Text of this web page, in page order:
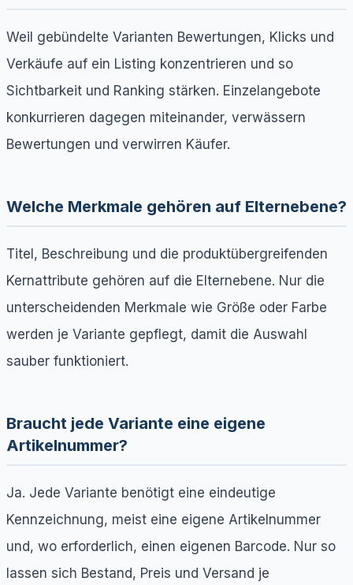
Weil gebündelte Varianten Bewertungen, Klicks und
Verkäufe auf ein Listing konzentrieren und so
Sichtbarkeit und Ranking stärken. Einzelangebote
konkurrieren dagegen miteinander, verwässern
Bewertungen und verwirren Käufer.
Welche Merkmale gehören auf Elternebene?
Titel, Beschreibung und die produktübergreifenden
Kernattribute gehören auf die Elternebene. Nur die
unterscheidenden Merkmale wie Größe oder Farbe
werden je Variante gepflegt, damit die Auswahl
sauber funktioniert.
Braucht jede Variante eine eigene
Artikelnummer?
Ja. Jede Variante benötigt eine eindeutige
Kennzeichnung, meist eine eigene Artikelnummer
und, wo erforderlich, einen eigenen Barcode. Nur so
lassen sich Bestand, Preis und Versand je